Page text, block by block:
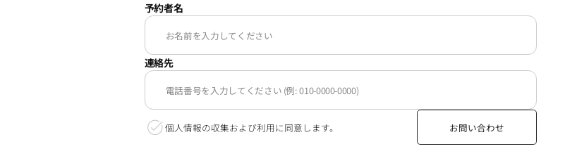
予約者名
連絡先
個人情報の収集および利用に同意します。 お問い合わせ